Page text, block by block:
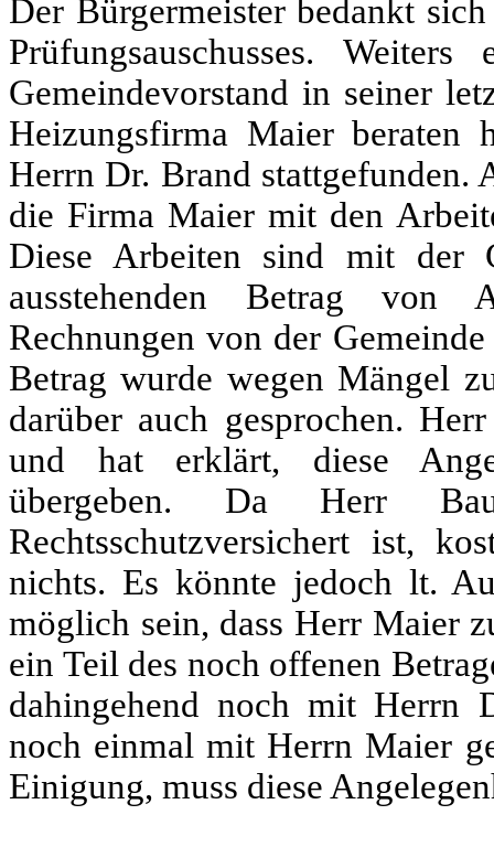
Der Bürgermeister bedankt
Prüfungsauschusses.
Gemeindevorstand in seiner
Heizungsfirma Maier beraten
Herrn Dr. Brand stattgefunden.
die Firma Maier mit den
Diese Arbeiten sind mit der
ausstehenden Betrag von
Rechnungen von der
Betrag wurde wegen Mängel
darüber auch gesprochen.
und hat erklärt, diese
übergeben. Da Herr
Rechtsschutzversichert ist,
nichts. Es könnte jedoch lt.
möglich sein, dass Herr Maier
ein Teil des noch offenen
dahingehend noch mit Herrn
noch einmal mit Herrn Maier
Einigung, muss diese